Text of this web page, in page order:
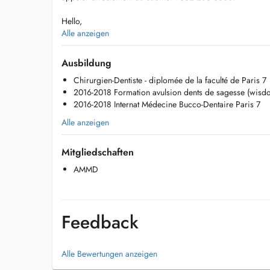
Hello,
If you do not find an appointment on Doctena that suits
at the +352 286 6500.
Extractions dents de sagesse (wisdom teeth extractions)
Dévitalisation (root canal treatments)
Soins adultes et enfants (fillings)
Prothèse fixe (couronnes, inlays, onlays, bridges) et
Alle anzeigen
Ausbildung
Chirurgien-Dentiste - diplomée de la faculté de Paris 7
2016-2018 Formation avulsion dents de sagesse
2016-2018 Internat Médecine Bucco-Dentaire Paris 7
Alle anzeigen
Mitgliedschaften
AMMD
Feedback
Alle Bewertungen anzeigen